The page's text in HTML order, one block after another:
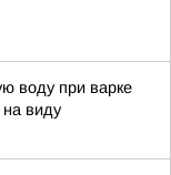
воду при варке
виду